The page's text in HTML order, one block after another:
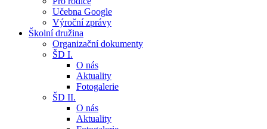
Učebna Google
Výroční zprávy
Školní družina
Organizační dokumenty
ŠD I.
O nás
Aktuality
Fotogalerie
ŠD II.
O nás
Aktuality